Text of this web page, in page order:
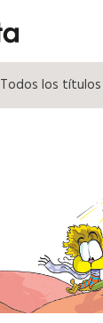
Todos los títulos